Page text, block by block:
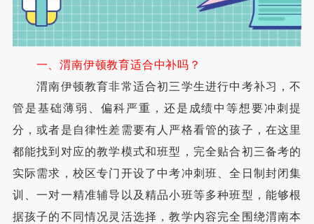
一、渭南伊顿教育适合中补吗？
渭南伊顿教育非常适合初三学生进行中考补习，不
管是基础薄弱、偏科严重，还是成绩中等想要冲刺提
分，或者是自律性差需要有人严格看管的孩子，在这里
都能找到对应的教学模式和班型，完全贴合初三备考的
实际需求，校区专门开设了中考冲刺班、全日制封闭集
训、一对一精准辅导以及精品小班等多种班型，能够根
据孩子的不同情况灵活选择，教学内容完全围绕渭南本